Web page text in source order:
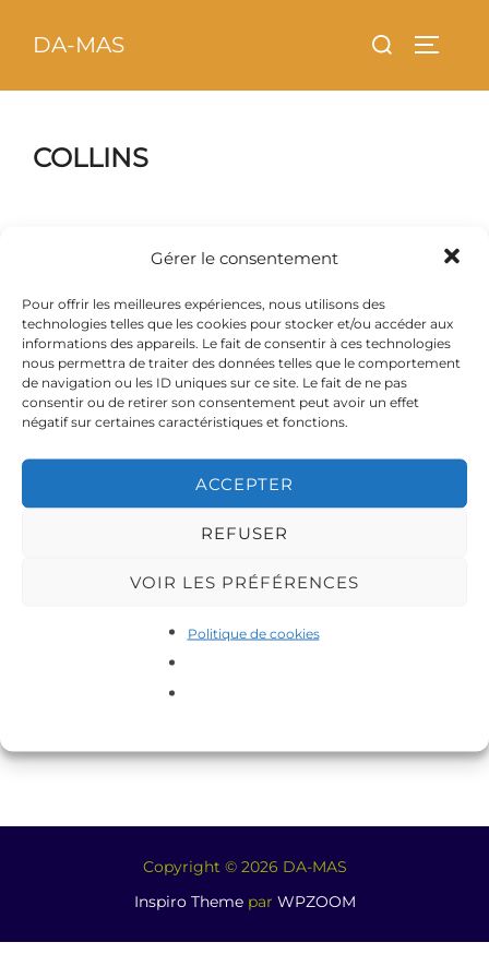
Gérer le consentement
Pour offrir les meilleures expériences, nous utilisons des
technologies telles que les cookies pour stocker et/ou accéder aux
informations des appareils. Le fait de consentir à ces technologies
nous permettra de traiter des données telles que le comportement
de navigation ou les ID uniques sur ce site. Le fait de ne pas
consentir ou de retirer son consentement peut avoir un effet
négatif sur certaines caractéristiques et fonctions.
ACCEPTER
REFUSER
VOIR LES PRÉFÉRENCES
Politique de cookies
DA-MAS Rechercher :
COLLINS
Photo par (PLO) Photo par (PLO)
Photo par (PLO) Photo par (PLO)
Copyright © 2026 DA-MAS
Inspiro Themepar WPZOOM